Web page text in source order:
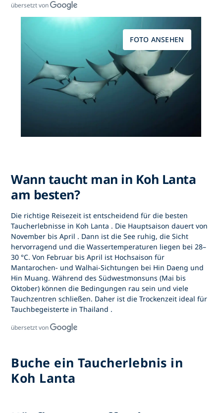
übersetzt von
FOTO ANSEHEN
Wann taucht man in Koh Lanta
am besten?
Die richtige Reisezeit ist entscheidend fürdie besten
Taucherlebnisse in Koh Lanta . Die Hauptsaison dauert von
November bis April . Dann ist die See ruhig, die Sicht
hervorragend und die Wassertemperaturen liegen bei 28–
30 °C. Von Februar bis April ist Hochsaison für
Mantarochen- und Walhai-Sichtungen bei Hin Daeng und
Hin Muang. Während des Südwestmonsuns (Mai bis
Oktober) können die Bedingungen rau sein und viele
Tauchzentren schließen. Daher ist die Trockenzeit ideal für
Tauchbegeisterte in Thailand .
übersetzt von
Buche ein Taucherlebnis in
Koh Lanta